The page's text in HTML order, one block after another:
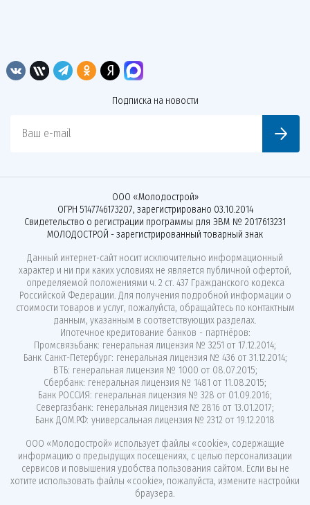
Подписка на новости
Ваш e-mail
ООО «Молодострой»
ОГРН 5147746173207, зарегистрировано 03.10.2014
Свидетельство о регистрации программы для ЭВМ № 2017613231
МОЛОДОСТРОЙ - зарегистрированный товарный знак
Данный интернет-сайт носит исключительно информационный
характер и ни при каких условиях не является публичной офертой,
определяемой положениями ч. 2 ст. 437 Гражданского кодекса
Российской Федерации. Для получения подробной информации о
стоимости товаров и услуг, пожалуйста, обращайтесь по контактным
данным, указанным в соответствующих разделах.
Ипотечное кредитование банков - партнёров:
Промсвязьбанк: генеральная лицензия № 3251 от 17.12.2014;
Банк Санкт-Петербург: генеральная лицензия № 436 от 31.12.2014;
ВТБ: генеральная лицензия № 1000 от 08.07.2015;
Сбербанк: генеральная лицензия № 1481 от 11.08.2015;
Банк РОССИЯ: генеральная лицензия № 328 от 01.09.2016;
Севергазбанк: генеральная лицензия № 2816 от 13.01.2017;
Банк ДОМ.РФ: универсальная лицензия № 2312 от 19.12.2018
ООО «Молодострой» использует файлы «cookie», содержащие
информацию о предыдущих посещениях, с целью персонализации
сервисов и повышения удобства пользования сайтом. Если вы не
хотите использовать файлы «cookie», пожалуйста, измените настройки
браузера.